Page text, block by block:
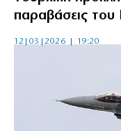
παραβάσεις του
12|03|2026 | 19:20